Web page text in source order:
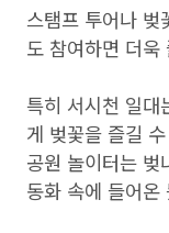
스탬프 투어나 벚
도 참여하면 더욱
특히 서시천 일대
게 벚꽃을 즐길
공원 놀이터는 벚
동화 속에 들어온